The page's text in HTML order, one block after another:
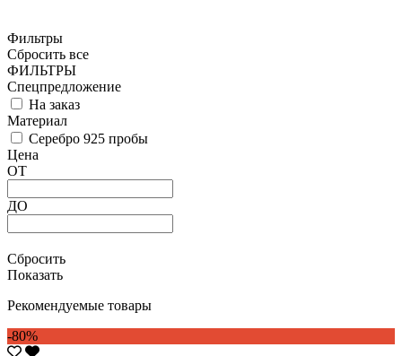
Фильтры
Сбросить все
ФИЛЬТРЫ
Спецпредложение
На заказ
Материал
Серебро 925 пробы
Цена
ОТ
ДО
Сбросить
Показать
Рекомендуемые товары
-80%